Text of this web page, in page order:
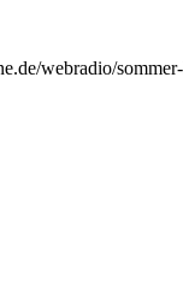
webradio/